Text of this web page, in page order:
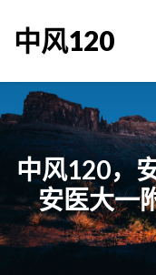
中风120
中风120，
安医大一